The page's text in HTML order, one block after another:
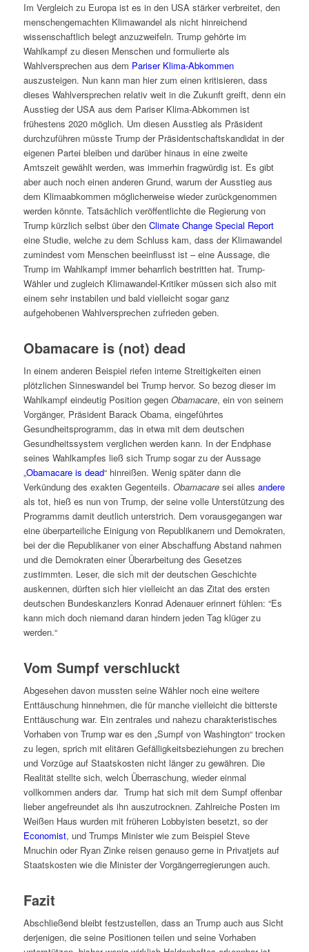
Im Vergleich zu Europa ist es in den USA stärker verbreitet, den
menschengemachten Klimawandel als nicht hinreichend
wissenschaftlich belegt anzuzweifeln. Trump gehörte im
Wahlkampf zu diesen Menschen und formulierte als
Wahlversprechen aus dem Pariser Klima-Abkommen
auszusteigen. Nun kann man hier zum einen kritisieren, dass
dieses Wahlversprechen relativ weit in die Zukunft greift, denn ein
Ausstieg der USA aus dem Pariser Klima-Abkommen ist
frühestens 2020 möglich. Um diesen Ausstieg als Präsident
durchzuführen müsste Trump der Präsidentschaftskandidat in der
eigenen Partei bleiben und darüber hinaus in eine zweite
Amtszeit gewählt werden, was immerhin fragwürdig ist. Es gibt
aber auch noch einen anderen Grund, warum der Ausstieg aus
dem Klimaabkommen möglicherweise wieder zurückgenommen
werden könnte. Tatsächlich veröffentlichte die Regierung von
Trump kürzlich selbst über den Climate Change Special Report
eine Studie, welche zu dem Schluss kam, dass der Klimawandel
zumindest vom Menschen beeinflusst ist – eine Aussage, die
Trump im Wahlkampf immer beharrlich bestritten hat. Trump-
Wähler und zugleich Klimawandel-Kritiker müssen sich also mit
einem sehr instabilen und bald vielleicht sogar ganz
aufgehobenen Wahlversprechen zufrieden geben.
Obamacare is (not) dead
In einem anderen Beispiel riefen interne Streitigkeiten einen
plötzlichen Sinneswandel bei Trump hervor. So bezog dieser im
Wahlkampf eindeutig Position gegen Obamacare, ein von seinem
Vorgänger, Präsident Barack Obama, eingeführtes
Gesundheitsprogramm, das in etwa mit dem deutschen
Gesundheitssystem verglichen werden kann. In der Endphase
seines Wahlkampfes ließ sich Trump sogar zu der Aussage
„Obamacare is dead“ hinreißen. Wenig später dann die
Verkündung des exakten Gegenteils. Obamacaresei alles andere
als tot, hieß es nun von Trump, der seine volle Unterstützung des
Programms damit deutlich unterstrich. Dem vorausgegangen war
eine überparteiliche Einigung von Republikanern und Demokraten,
bei der die Republikaner von einer Abschaffung Abstand nahmen
und die Demokraten einer Überarbeitung des Gesetzes
zustimmten. Leser, die sich mit der deutschen Geschichte
auskennen, dürften sich hier vielleicht an das Zitat des ersten
deutschen Bundeskanzlers Konrad Adenauer erinnert fühlen: “Es
kann mich doch niemand daran hindern jeden Tag klüger zu
werden.“
Vom Sumpf verschluckt
Abgesehen davon mussten seine Wähler noch eine weitere
Enttäuschung hinnehmen, die für manche vielleicht die bitterste
Enttäuschung war. Ein zentrales und nahezu charakteristisches
Vorhaben von Trump war es den „Sumpf von Washington“ trocken
zu legen, sprich mit elitären Gefälligkeitsbeziehungen zu brechen
und Vorzüge auf Staatskosten nicht länger zu gewähren. Die
Realität stellte sich, welch Überraschung, wieder einmal
vollkommen anders dar. Trump hat sich mit dem Sumpf offenbar
lieber angefreundet als ihn auszutrocknen. Zahlreiche Posten im
Weißen Haus wurden mit früheren Lobbyisten besetzt, so der
Economist, und Trumps Minister wie zum Beispiel Steve
Mnuchin oder Ryan Zinke reisen genauso gerne in Privatjets auf
Staatskosten wie die Minister der Vorgängerregierungen auch.
Fazit
Abschließend bleibt festzustellen, dass an Trump auch aus Sicht
derjenigen, die seine Positionen teilen und seine Vorhaben